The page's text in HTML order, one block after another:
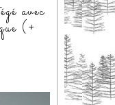
avec
(+